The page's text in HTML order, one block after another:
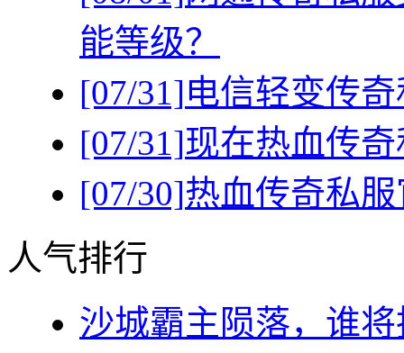
能等级？
[07/31]电信轻变传
[07/31]现在热血传
[07/30]热血传奇私
人气排行
沙城霸主陨落，谁